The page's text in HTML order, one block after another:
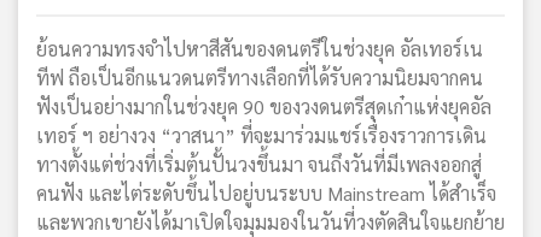
ย้อนความทรงจำไปหาสีสันของดนตรีในช่วงยุค อัลเทอร์เน
ทีฟ ถือเป็นอีกแนวดนตรีทางเลือกที่ได้รับความนิยมจากคน
ฟังเป็นอย่างมากในช่วงยุค 90 ของวงดนตรีสุดเก๋าแห่งยุคอัล
เทอร์ ฯ อย่างวง “วาสนา” ที่จะมาร่วมแชร์เรื่องราวการเดิน
ทางตั้งแต่ช่วงที่เริ่มต้นปั้นวงขึ้นมา จนถึงวันที่มีเพลงออกสู่
คนฟัง และไต่ระดับขึ้นไปอยู่บนระบบ Mainstream ได้สำเร็จ
และพวกเขายังได้มาเปิดใจมุมมองในวันที่วงตัดสินใจแยกย้าย